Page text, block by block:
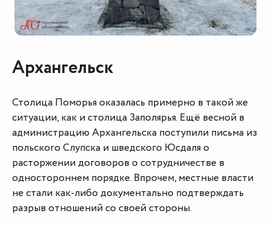
Архангельск
Столица Поморья оказалась примерно в такой же
ситуации, как и столица Заполярья. Ещё весной в
администрацию Архангельска поступили письма из
польского Слупска и шведского Юсдаля о
расторжении договоров о сотрудничестве в
одностороннем порядке. Впрочем, местные власти
не стали как-либо документально подтверждать
разрыв отношений со своей стороны.